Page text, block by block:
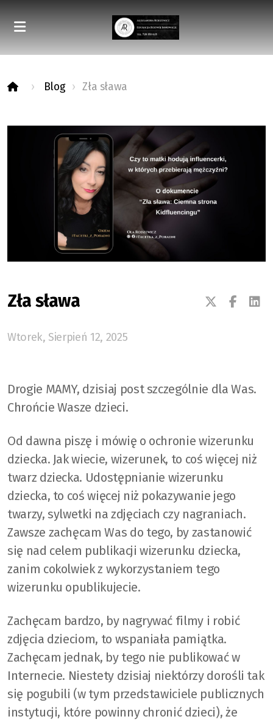
Blog Zła sława
Zła sława
Wtorek, Sierpień 12, 2025
Drogie MAMY, dzisiaj post szczególnie dla Was.
Chrońcie Wasze dzieci.
Od dawna piszę i mówię o ochronie wizerunku
dziecka. Jak wiecie, wizerunek, to coś więcej niż
twarz dziecka. Udostępnianie wizerunku
dziecka, to coś więcej niż pokazywanie jego
twarzy, sylwetki na zdjęciach czy nagraniach.
Zawsze zachęcam Was do tego, by zastanowić
się nad celem publikacji wizerunku dziecka,
zanim cokolwiek z wykorzystaniem tego
wizerunku opublikujecie.
Zachęcam bardzo, by nagrywać filmy i robić
zdjęcia dzieciom, to wspaniała pamiątka.
Zachęcam jednak, by tego nie publikować w
Internecie. Niestety dzisiaj niektórzy dorośli tak
się pogubili (w tym przedstawiciele publicznych
instytucji, które powinny chronić dzieci), że